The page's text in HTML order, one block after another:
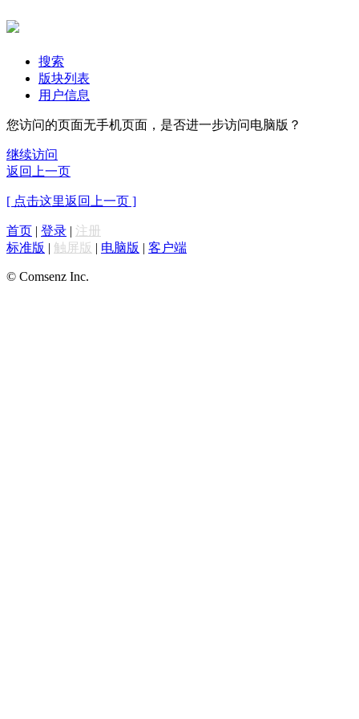
搜索
版块列表
用户信息
您访问的页面无手机页面，是否进一步访问电脑版？
继续访问
返回上一页
[ 点击这里返回上一页 ]
首页 | 登录 | 注册
标准版 | 触屏版 | 电脑版 | 客户端
© Comsenz Inc.